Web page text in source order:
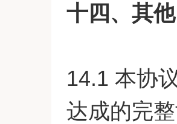
十四、其他
14.1 本协
达成的完